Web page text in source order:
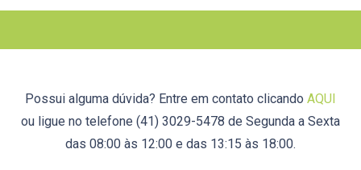
Possui alguma dúvida? Entre em contato clicando AQUI
ou ligue no telefone (41) 3029-5478 de Segunda a Sexta
das 08:00 às 12:00 e das 13:15 às 18:00.